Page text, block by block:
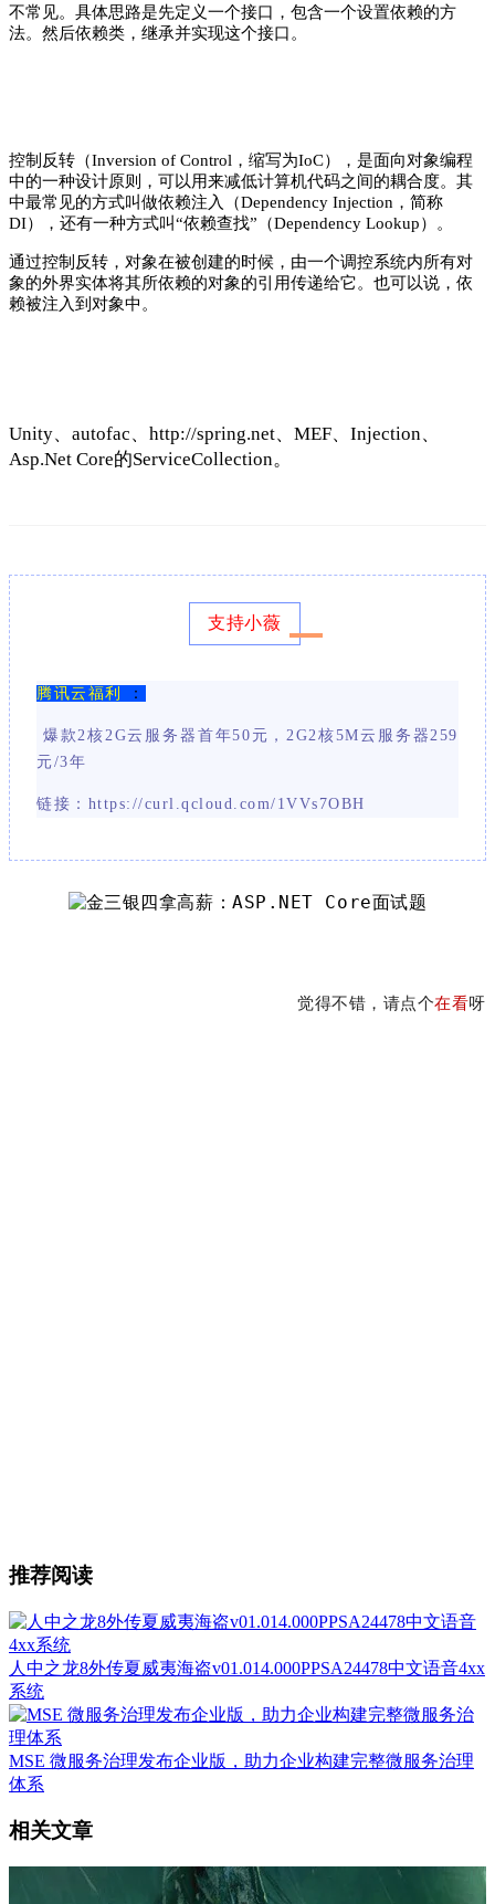
不常见。具体思路是先定义一个接口，包含一个设置依赖的方
法。然后依赖类，继承并实现这个接口。
控制反转（Inversion of Control，缩写为IoC），是面向对象编程
中的一种设计原则，可以用来减低计算机代码之间的耦合度。其
中最常见的方式叫做依赖注入（Dependency Injection，简称
DI），还有一种方式叫“依赖查找”（Dependency Lookup）。
通过控制反转，对象在被创建的时候，由一个调控系统内所有对
象的外界实体将其所依赖的对象的引用传递给它。也可以说，依
赖被注入到对象中。
Unity、autofac、http://spring.net、MEF、Injection、
Asp.Net Core的ServiceCollection。
支持小薇
腾讯云福利 ：
爆款2核2G云服务器首年50元，2G2核5M云服务器259
元/3年
链接：https://curl.qcloud.com/1VVs7OBH
觉得不错，请点个在看呀
推荐阅读
人中之龙8外传夏威夷海盗v01.014.000PPSA24478中文语音4xx
系统
MSE 微服务治理发布企业版，助力企业构建完整微服务治理
体系
相关文章